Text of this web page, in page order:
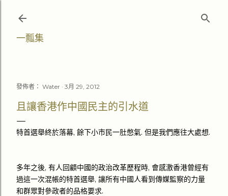
一瓢集
發佈者： Water 3月 29, 2012
且讓香港作中國民主的引水道
特首選舉終於落幕, 餘下小市民一肚憋氣. 但是我們應往大處想.
多年之後, 有人回顧中國的政治改革歷程時, 會感激香港曾經有
過這一次混帳的特首選舉, 讓所有中國人看到傳媒監察的力量
和群眾對參政者的品格要求.